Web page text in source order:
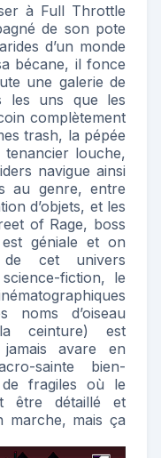
à Full Throttle
de son pote
d’un monde
bécane, il fonce
une galerie de
les uns que les
complètement
trash, la pépée
louche,
navigue ainsi
au genre, entre
d’objets, et les
of Rage, boss
est géniale et on
cet univers
fiction, le
noms d’oiseau
ceinture) est
avare en
sainte bien-
fragiles où le
être détaillé et
marche, mais ça